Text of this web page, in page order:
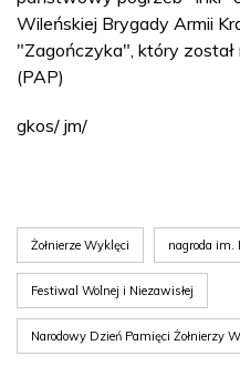
Wileńskiej Brygady Armii
"Zagończyka", który
(PAP)
gkos/ jm/
Żołnierze Wyklęci nagroda im.
Festiwal Wolnej i Niezawisłej
Narodowy Dzień Pamięci Żołnierzy